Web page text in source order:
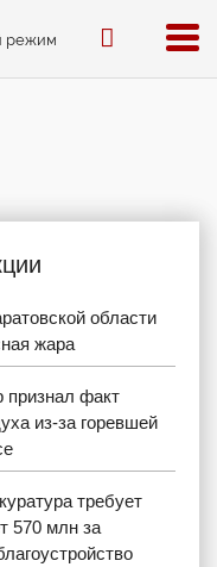
режим
области
жара
признал факт
из-за горевшей
требует
570 млн за